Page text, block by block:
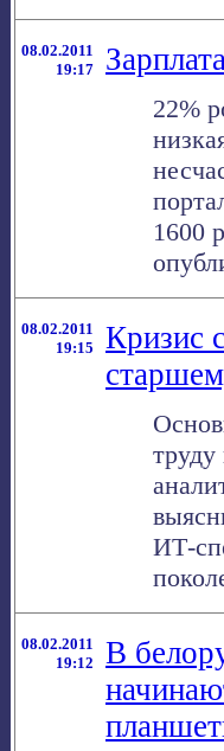
08.02.2011
19:17
22%
1600
08.02.2011
19:15
Кризис
ИТ-
08.02.2011
19:12
В